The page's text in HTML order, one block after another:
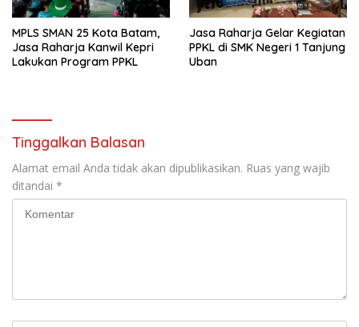
MPLS SMAN 25 Kota Batam,
Jasa Raharja Kanwil Kepri
Lakukan Program PPKL
Jasa Raharja Gelar Kegiatan
PPKL di SMK Negeri 1 Tanjung
Uban
Tinggalkan Balasan
Alamat email Anda tidak akan dipublikasikan. Ruas yang wajib
ditandai *